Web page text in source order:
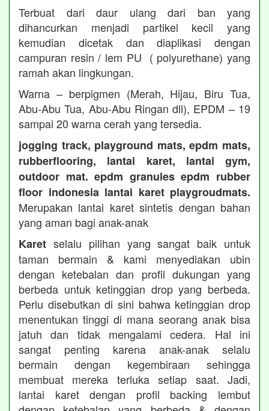
Terbuat dari daur ulang dari ban yang
dihancurkan menjadi partikel kecil yang
kemudian dicetak dan diaplikasi dengan
campuran resin / lem PU ( polyurethane) yang
ramah akan lingkungan.
Warna – berpigmen (Merah, Hijau, Biru Tua,
Abu-Abu Tua, Abu-Abu Ringan dll), EPDM – 19
sampai 20 warna cerah yang tersedia.
jogging track, playground mats, epdm mats,
rubberflooring, lantai karet, lantai gym,
outdoor mat. epdm granules epdm rubber
floor indonesia lantai karet playgroudmats.
Merupakan lantai karet sintetis dengan bahan
yang aman bagi anak-anak
Karet selalu pilihan yang sangat baik untuk
taman bermain & kami menyediakan ubin
dengan ketebalan dan profil dukungan yang
berbeda untuk ketinggian drop yang berbeda.
Perlu disebutkan di sini bahwa ketinggian drop
menentukan tinggi di mana seorang anak bisa
jatuh dan tidak mengalami cedera. Hal ini
sangat penting karena anak-anak selalu
bermain dengan kegembiraan sehingga
membuat mereka terluka setiap saat. Jadi,
lantai karet dengan profil backing lembut